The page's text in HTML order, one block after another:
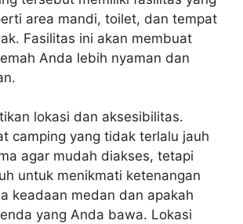
area mandi, toilet, dan tempat
Fasilitas ini akan membuat
Anda lebih nyaman dan
lokasi dan aksesibilitas.
camping yang tidak terlalu jauh
agar mudah diakses, tetapi
untuk menikmati ketenangan
keadaan medan dan apakah
yang Anda bawa. Lokasi